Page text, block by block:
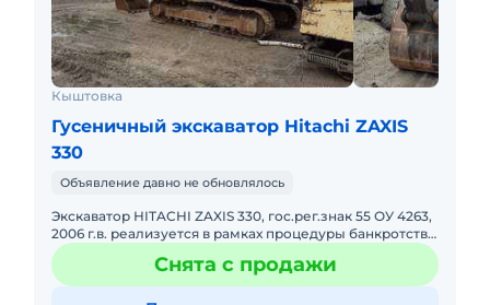
Кыштовка
Гусеничный экскаватор Hitachi ZAXIS
330
Объявление давно не обновлялось
Экскаватор НITACHI ZAXIS 330, гос.рег.знак 55 ОУ 4263,
2006 г.в. реализуется в рамках процедуры банкротства.
Обслужен, не требует ремонта или замен;
эксплуатаци
Снята с продажи